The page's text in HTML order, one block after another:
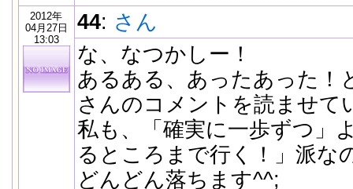
2012年
04月27日
13:03
44: さん
な、なつかしー！
あるある、あったあった！
さんのコメントを読ませて
私も、「確実に一歩ずつ」
るところまで行く！」派な
どんどん落ちます^^;